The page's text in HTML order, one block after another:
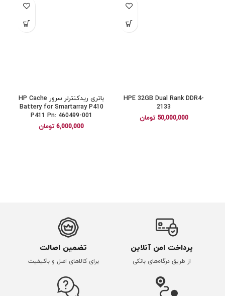
HPE 32GB Dual Rank DDR4-
2133
50,000,000 تومان
باتری ریدکنترلر سرور HP Cache
Battery for Smartarray P410
P411 Pn: 460499-001
6,000,000 تومان
پرداخت امن آنلاین
از طریق درگاه‌های بانکی
تضمین اصالت
برای کالاهای اصل و باکیفیت